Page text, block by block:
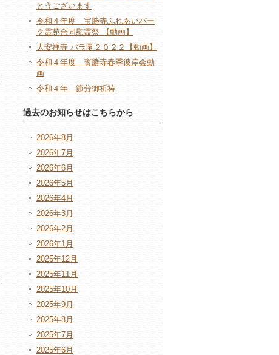
とうございます
令和４年度 宝勝寺ふれあいパー
ク霊苑合同慰霊祭 【動画】
大安禅寺 バラ園２０２２【動画】
令和４年度 寳勝寺春季彼岸会動
画
令和４年 節分御祈祷
過去のお知らせはこちらから
2026年8月
2026年7月
2026年6月
2026年5月
2026年4月
2026年3月
2026年2月
2026年1月
2025年12月
2025年11月
2025年10月
2025年9月
2025年8月
2025年7月
2025年6月